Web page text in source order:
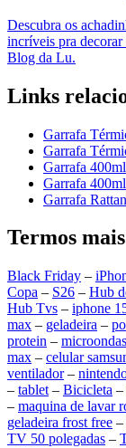
Descubra os
incríveis pra decorar
Blog da Lu.
Links
Garrafa
Garrafa
Garrafa
Garrafa 400ml
Garrafa Rattan
Termos
Black Friday –
Copa – S26 – Hub
Hub Tvs – iphone
max – geladeira –
protein – microondas
max – celular
ventilador–
– tablet – Bicicleta –
– maquina de lavar
geladeira frost free –
TV 50 polegadas –